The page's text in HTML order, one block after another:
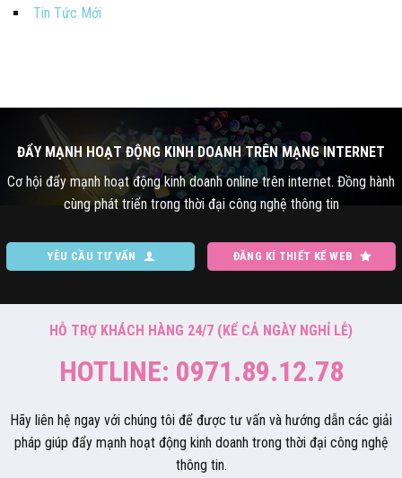
Tin Tức Mới
ĐẨY MẠNH HOẠT ĐỘNG KINH DOANH TRÊN MẠNG INTERNET
Cơ hội đẩy mạnh hoạt động kinh doanh online trên internet. Đồng hành
cùng phát triển trong thời đại công nghệ thông tin
YÊU CẦU TƯ VẤN ĐĂNG KÍ THIẾT KẾ WEB
HỖ TRỢ KHÁCH HÀNG 24/7 (KỂ CẢ NGÀY NGHỈ LỄ)
HOTLINE: 0971.89.12.78
Hãy liên hệ ngay với chúng tôi để được tư vấn và hướng dẫn các giải
pháp giúp đẩy mạnh hoạt động kinh doanh trong thời đại công nghệ
thông tin.